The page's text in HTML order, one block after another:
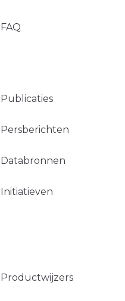
FAQ
Publicaties
Persberichten
Databronnen
Initiatieven
Productwijzers